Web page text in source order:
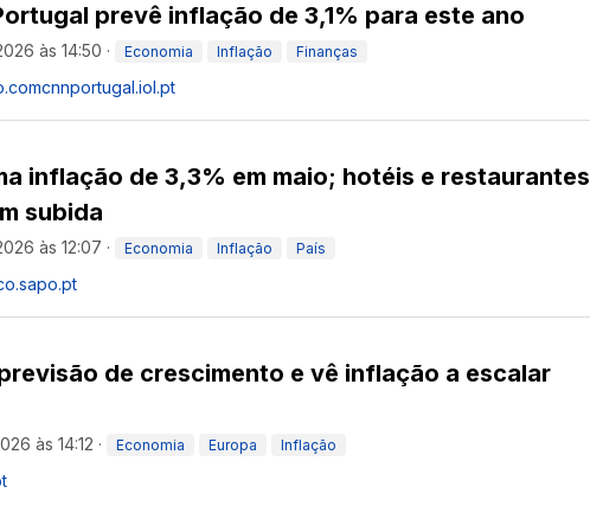
prevê inflação de 3,1% para este ano
às 14:50 · Economia Inflação Finanças
cnnportugal.iol.pt
inflação de 3,3% em maio; hotéis e restaurantes
subida
às 12:07 · Economia Inflação País
de crescimento e vê inflação a escalar
às 14:12 · Economia Europa Inflação